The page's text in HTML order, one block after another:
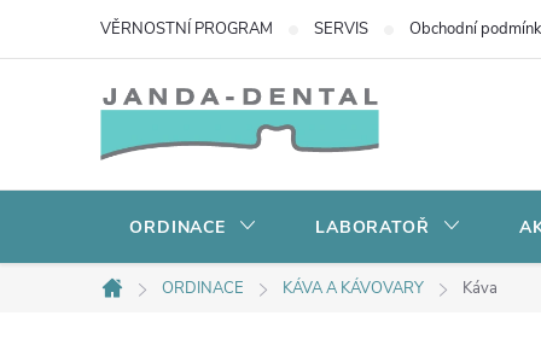
VĚRNOSTNÍ PROGRAM SERVIS Obchodní
ORDINACE LABORATOŘ
Domů
ORDINACE KÁVA A KÁVOVARY Káva